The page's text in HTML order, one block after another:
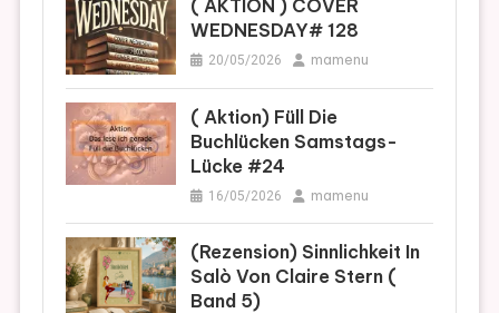
( AKTION ) COVER
WEDNESDAY# 128
20/05/2026 mamenu
( Aktion) Füll Die
Buchlücken Samstags-
Lücke #24
16/05/2026 mamenu
(Rezension) Sinnlichkeit In
Salò Von Claire Stern (
Band 5)